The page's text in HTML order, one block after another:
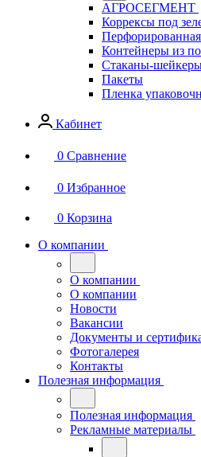
АГРОСЕГМЕНТ
Коррексы под
Контейнеры из
Стаканы-
Пакеты
Пленка
Кабинет
0 Сравнение
0 Избранное
0 Корзина
О компании
О компании
О компании
Новости
Вакансии
Документы и
Фотогалерея
Контакты
Полезная информация
Полезная информация
Рекламные материалы